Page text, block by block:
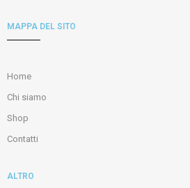
MAPPA DEL SITO
Home
Chi siamo
Shop
Contatti
ALTRO